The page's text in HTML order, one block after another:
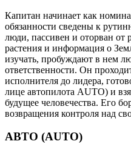
Капитан начинает как
обязанности сведены к
люди, пассивен и оторван от
растения и информация о
изучать, пробуждают в нем
ответственности. Он
исполнителя до лидера,
лице автопилота AUTO) и
будущее человечества. Его
возвращения контроля над
АВТО (AUTO)